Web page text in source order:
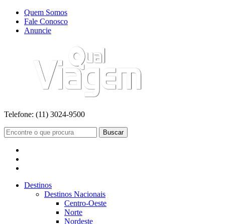
Quem Somos
Fale Conosco
Anuncie
Telefone: (11) 3024-9500
Buscar
Destinos
Destinos Nacionais
Centro-Oeste
Norte
Nordeste